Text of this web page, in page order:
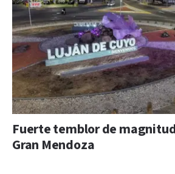
Fuerte temblor de
Gran Mendoza